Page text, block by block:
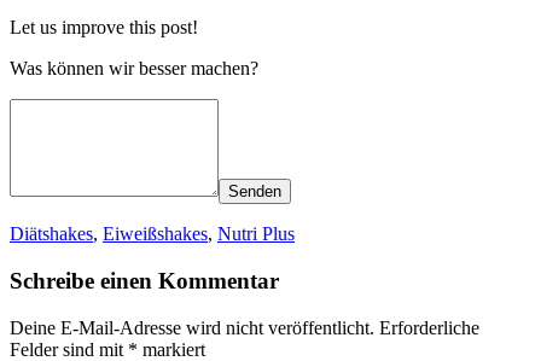
Let us improve this post!
Was können wir besser machen?
Senden
Diätshakes, Eiweißshakes, Nutri Plus
Schreibe einen Kommentar
Deine E-Mail-Adresse wird nicht veröffentlicht. Erforderliche
Felder sind mit * markiert